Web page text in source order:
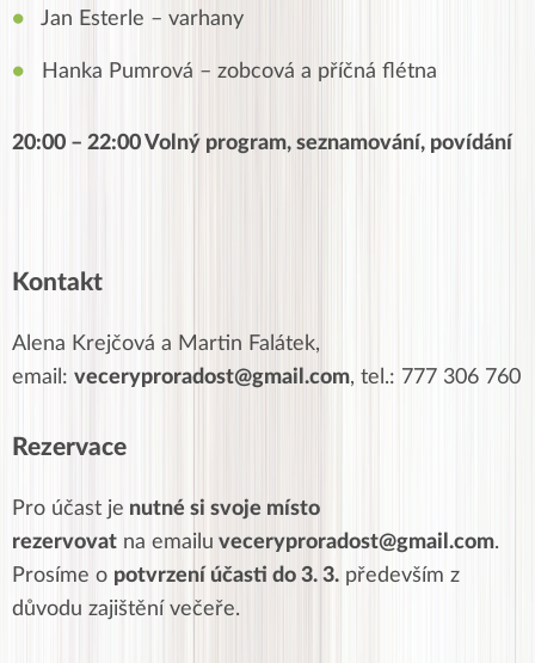
Jan Esterle – varhany
Hanka Pumrová – zobcová a příčná flétna
20:00 – 22:00 Volný program, seznamování, povídání
Kontakt
Alena Krejčová a Martin Falátek,
email: veceryproradost@gmail.com, tel.: 777 306 760
Rezervace
Pro účast je nutné si svoje místo
rezervovat na emailu veceryproradost@gmail.com.
Prosíme o potvrzení účasti do 3. 3. především z
důvodu zajištění večeře.